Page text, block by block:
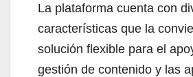
La plataforma cuenta con
características que la
solución flexible para el
gestión de contenido y las